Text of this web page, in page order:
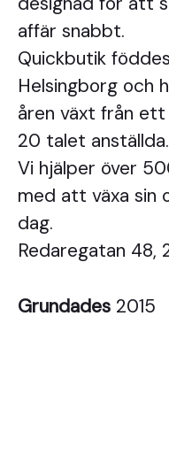
affär snabbt.
Quickbutik
Helsingborg och
åren växt från
20 talet anställda.
Vi hjälper över
med att växa sin
dag.
Redaregatan 48,
Grundades 2015